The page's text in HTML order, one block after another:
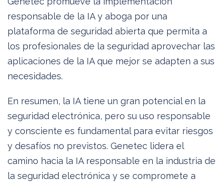
responsable de la IA y aboga por una
plataforma de seguridad abierta que permita a
los profesionales de la seguridad aprovechar las
aplicaciones de la IA que mejor se adapten a sus
necesidades.
En resumen, la IA tiene un gran potencial en la
seguridad electrónica, pero su uso responsable
y consciente es fundamental para evitar riesgos
y desafíos no previstos. Genetec lidera el
camino hacia la IA responsable en la industria de
la seguridad electrónica y se compromete a